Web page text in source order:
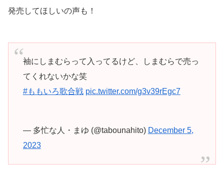
発売してほしいの声も！
袖にしまむらって入ってるけど、しまむらで売っ
てくれないかな笑
#ももいろ歌合戦 pic.twitter.com/g3v39rEgc7
— 多忙な人・まゆ (@tabounahito) December 5,
2023